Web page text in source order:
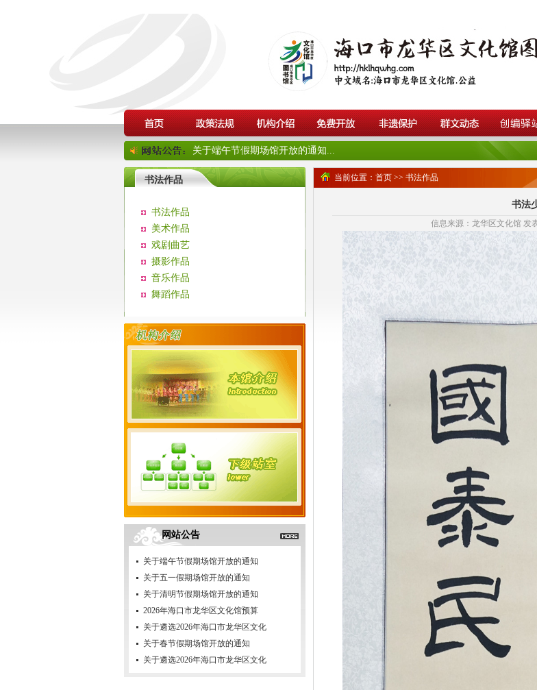
关于端午节假期场馆开放的通知...
书法作品
书法作品
美术作品
戏剧曲艺
摄影作品
音乐作品
舞蹈作品
网站公告
关于端午节假期场馆开放的通知
关于五一假期场馆开放的通知
关于清明节假期场馆开放的通知
2026年海口市龙华区文化馆预算
关于遴选2026年海口市龙华区文化
关于春节假期场馆开放的通知
关于遴选2026年海口市龙华区文化
当前位置： 首页 >> 书法作品
书法
信息来源：龙华区文化馆 发